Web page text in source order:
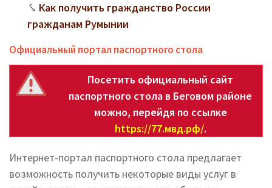
Как получить гражданство России
гражданам Румынии
Официальный портал паспортного стола
Посетить официальный сайт
паспортного стола в Беговом районе
можно, перейдя по ссылке
https://77.мвд.рф/.
Интернет-портал паспортного стола предлагает
возможность получить некоторые виды услуг в